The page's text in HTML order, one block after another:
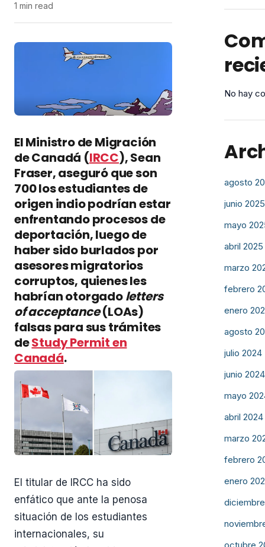
1 min read
El Ministro de Migración
de Canadá (IRCC), Sean
Fraser, aseguró que son
700 los estudiantes de
origen indio podrían estar
enfrentando procesos de
deportación, luego de
haber sido burlados por
asesores migratorios
corruptos, quienes les
habrían otorgadoletters
of acceptance(LOAs)
falsas para sus trámites
deStudy Permit en
Canadá.
El titular de IRCC ha sido
enfático que ante la penosa
situación de los estudiantes
internacionales, su
No hay
agosto
junio 2025
mayo
abril 2025
marzo
febrero
enero
agosto
julio 2024
junio 2024
mayo
abril 2024
marzo
febrero
enero